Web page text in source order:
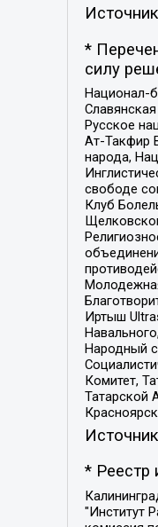
*
силу
Национал-
Русское
Ат-Такфир
народа,
свободе
Клуб
Иртыш
Народный
Комитет,
Татарской
* Реестр
Калининградская региональная общественная организация "Экозащита!-Женсовет", Фонд содействия защите прав и свобод граждан "Общественный вердикт", Фонд "Институт Развития Свободы Информации", Частное учреждение "Информационное агентство МЕМО. РУ", Региональная общественная организация "Общественная комиссия по сохранению наследия академика Сахарова", Фонд поддержки свободы прессы, Санкт-Петербургская общественная правозащитная организация "Гражданский контроль", Межрегиональная общественная организация "Информационно-просветительский центр "Мемориал", Региональный Фонд "Центр Защиты Прав Средств Массовой Информации", с 05.12.2023 Фонд "Центр Защиты Прав